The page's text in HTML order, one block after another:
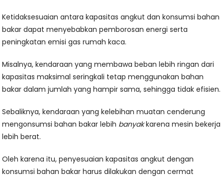
Ketidaksesuaian antara kapasitas angkut dan konsumsi bahan
bakar dapat menyebabkan pemborosan energi serta
peningkatan emisi gas rumah kaca.
Misalnya, kendaraan yang membawa beban lebih ringan dari
kapasitas maksimal seringkali tetap menggunakan bahan
bakar dalam jumlah yang hampir sama, sehingga tidak efisien.
Sebaliknya, kendaraan yang kelebihan muatan cenderung
mengonsumsi bahan bakar lebih banyakkarena mesin bekerja
lebih berat.
Oleh karena itu, penyesuaian kapasitas angkut dengan
konsumsi bahan bakar harus dilakukan dengan cermat